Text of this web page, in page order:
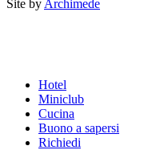
Site by Archimede
Hotel
Miniclub
Cucina
Buono a sapersi
Richiedi